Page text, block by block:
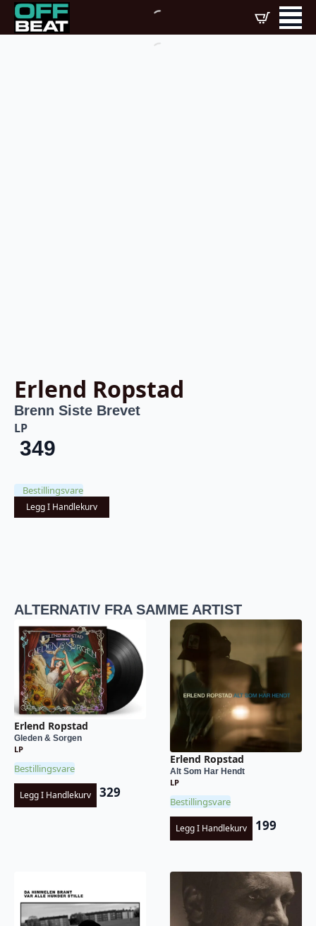
Erlend Ropstad
Brenn Siste Brevet
LP
349
Bestillingsvare
Legg I Handlekurv
ALTERNATIV FRA SAMME ARTIST
Erlend Ropstad
Gleden & Sorgen
LP
Bestillingsvare
Legg I Handlekurv 329
Erlend Ropstad
Alt Som Har Hendt
LP
Bestillingsvare
Legg I Handlekurv 199